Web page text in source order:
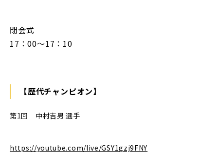
閉会式
17：00～17：10
【歴代チャンピオン】
第1回 中村吉男 選手
https://youtube.com/live/GSY1gzj9FNY